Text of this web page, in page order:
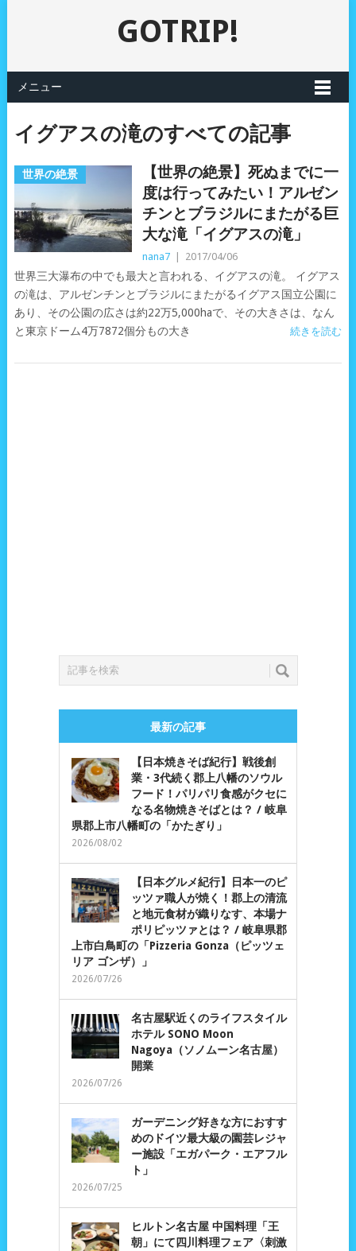
GOTRIP!
メニュー
イグアスの滝のすべての記事
世界の絶景
【世界の絶景】死ぬまでに一
度は行ってみたい！アルゼン
チンとブラジルにまたがる巨
大な滝「イグアスの滝」
nana7 2017/04/06
世界三大瀑布の中でも最大と言われる、イグアスの滝。 イグアス
の滝は、アルゼンチンとブラジルにまたがるイグアス国立公園に
あり、その公園の広さは約22万5,000haで、その大きさは、なん
と東京ドーム4万7872個分もの大き
続きを読む
最新の記事
【日本焼きそば紀行】戦後創
業・3代続く郡上八幡のソウル
フード！パリパリ食感がクセに
なる名物焼きそばとは？ / 岐阜
県郡上市八幡町の「かたぎり」
2026/08/02
【日本グルメ紀行】日本一のピ
ッツァ職人が焼く！郡上の清流
と地元食材が織りなす、本場ナ
ポリピッツァとは？ / 岐阜県郡
上市白鳥町の「Pizzeria Gonza（ピッツェ
リア ゴンザ）」
2026/07/26
名古屋駅近くのライフスタイル
ホテル SONO Moon
Nagoya（ソノムーン名古屋）
開業
2026/07/26
ガーデニング好きな方におすす
めのドイツ最大級の園芸レジャ
ー施設「エガパーク・エアフル
ト」
2026/07/25
ヒルトン名古屋 中国料理「王
朝」にて四川料理フェア〈刺激